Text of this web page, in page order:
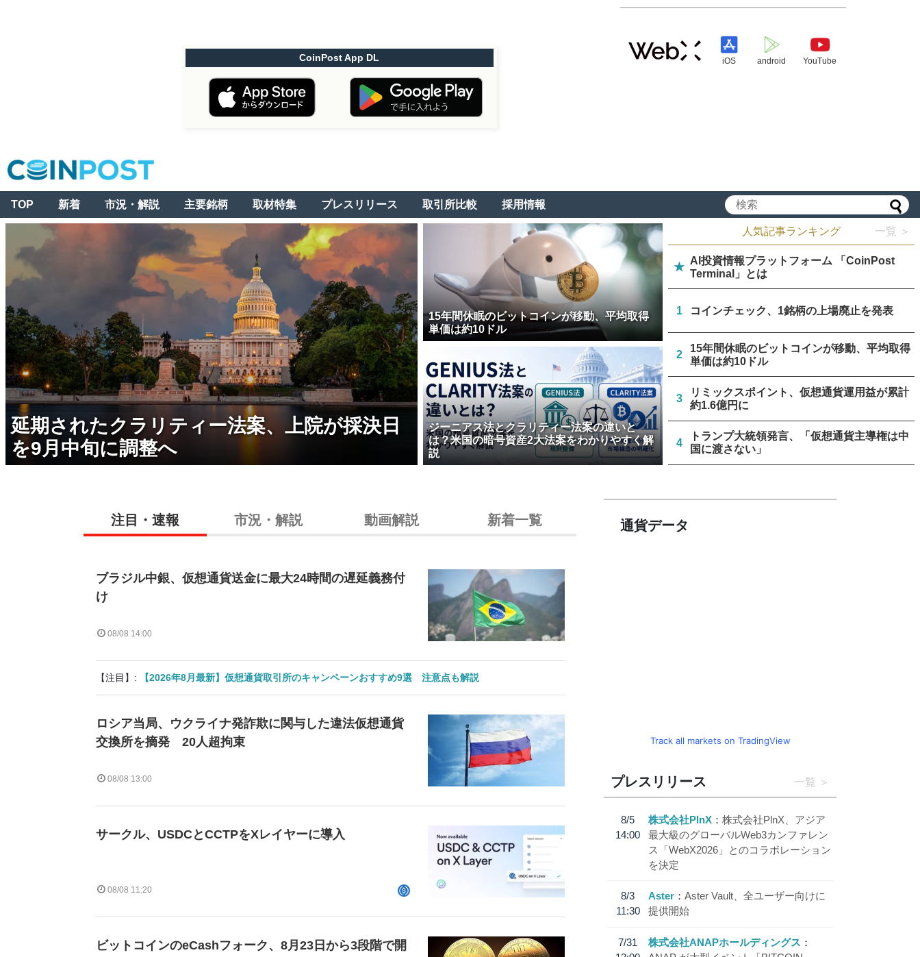
CoinPost App DL iOS android YouTube
TOP 新着 市況・解説 主要銘柄 取材特集 プレスリリース 取引所比較 採用情報
延期されたクラリティー法案、上院が採決日
を9月中旬に調整へ
15年間休眠のビットコインが移動、平均取得
単価は約10ドル
ジーニアス法とクラリティー法案の違いと
は？米国の暗号資産2大法案をわかりやすく解
説
人気記事ランキング 一覧 ＞
★
AI投資情報プラットフォーム 「CoinPost
Terminal」とは
1 コインチェック、1銘柄の上場廃止を発表
2
15年間休眠のビットコインが移動、平均取得
単価は約10ドル
3
リミックスポイント、仮想通貨運用益が累計
約1.6億円に
4
トランプ大統領発言、「仮想通貨主導権は中
国に渡さない」
注目・速報 市況・解説 動画解説 新着一覧
ブラジル中銀、仮想通貨送金に最大24時間の遅延義務付
け
08/08 14:00
【注目】: 【2026年8月最新】仮想通貨取引所のキャンペーンおすすめ9選 注意点も解説
ロシア当局、ウクライナ発詐欺に関与した違法仮想通貨
交換所を摘発 20人超拘束
08/08 13:00
サークル、USDCとCCTPをXレイヤーに導入
08/08 11:20
ビットコインのeCashフォーク、8月23日から3段階で開
通貨データ
Track all markets on TradingView
プレスリリース 一覧
8/5
14:00
株式会社PlnX
株式会社PlnX、アジア
最大級のグローバルWeb3カンファレン
ス「WebX2026」とのコラボレーション
を決定
8/3
11:30
Aster
Aster Vault、全ユーザー向けに
提供開始
7/31
株式会社ANAPホールディングス